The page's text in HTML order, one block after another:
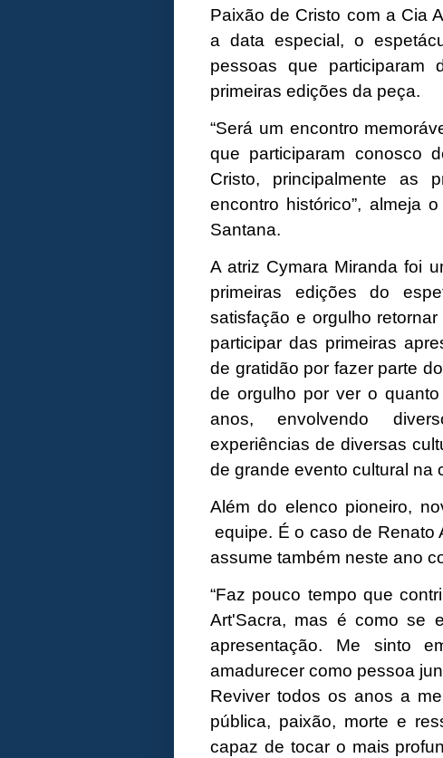
Paixão de Cristo com a Cia
a data especial, o
pessoas que participaram
primeiras edições da peça.
“Será um encontro
que participaram conosco
Cristo, principalmente as
encontro histórico”, almeja
Santana.
A atriz Cymara Miranda foi
primeiras edições do
satisfação e orgulho
participar das primeiras
de gratidão por fazer parte
de orgulho por ver o
anos, envolvendo
experiências de diversas
de grande evento cultural na
Além do elenco pioneiro,
equipe. É o caso de Renato
assume também neste ano
“Faz pouco tempo que
Art'Sacra, mas é como se
apresentação. Me sinto
amadurecer como pessoa
Reviver todos os anos a
pública, paixão, morte e
capaz de tocar o mais